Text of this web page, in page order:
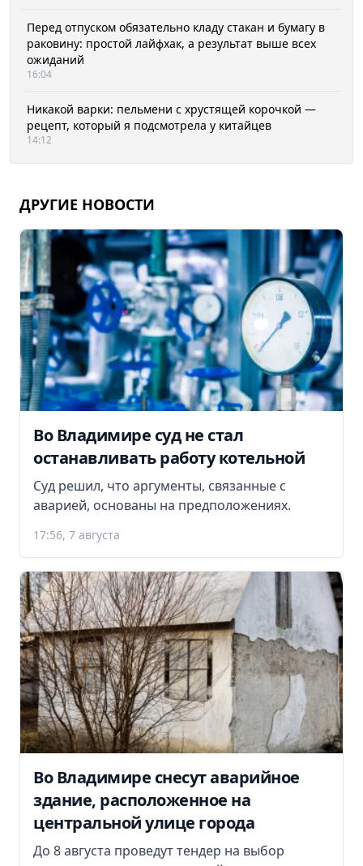
Перед отпуском обязательно кладу стакан и бумагу в
раковину: простой лайфхак, а результат выше всех
ожиданий
16:04
Никакой варки: пельмени с хрустящей корочкой —
рецепт, который я подсмотрела у китайцев
14:12
ДРУГИЕ НОВОСТИ
Во Владимире суд не стал
останавливать работу котельной
Суд решил, что аргументы, связанные с
аварией, основаны на предположениях.
17:56, 7 августа
Во Владимире снесут аварийное
здание, расположенное на
центральной улице города
До 8 августа проведут тендер на выбор